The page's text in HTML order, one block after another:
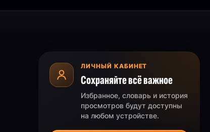
ЛИЧНЫЙ КАБИНЕТ
Сохраняйте всё важное
Избранное, словарь и история
просмотров будут доступны
на любом устройстве.